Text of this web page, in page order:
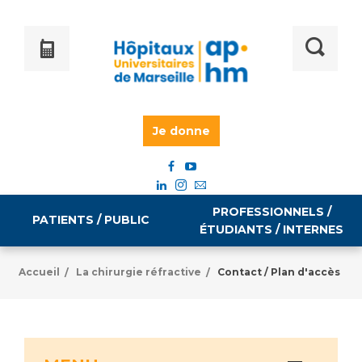
Je donne
PATIENTS / PUBLIC
Accès à votre dossier médical
PROFESSIONNELS /
ÉTUDIANTS / INTERNES
Emploi / formation
Accueil / La chirurgie réfractive / Contact / Plan d'accès